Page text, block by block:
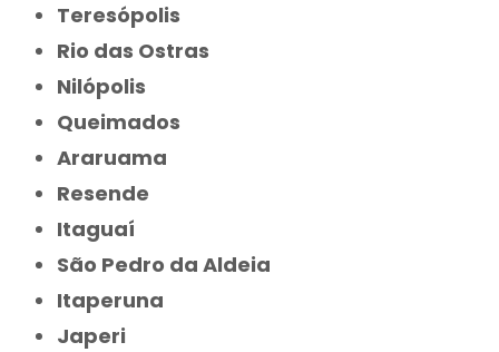
Teresópolis
Rio das Ostras
Nilópolis
Queimados
Araruama
Resende
Itaguaí
São Pedro da Aldeia
Itaperuna
Japeri